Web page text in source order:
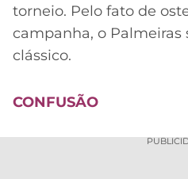
CRUZEIRO
torneio. Pelo fato de
campanha, o
clássico.
CONFUSÃO